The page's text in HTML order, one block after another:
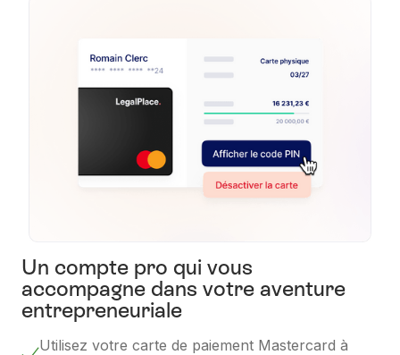
Un compte pro qui vous
accompagne dans votre aventure
entrepreneuriale
Utilisez votre carte de paiement Mastercard à